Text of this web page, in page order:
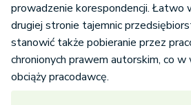
prowadzenie korespondencji. Łatwo
drugiej stronie tajemnic
stanowić także pobieranie przez
chronionych prawem autorskim, co
obciąży pracodawcę.